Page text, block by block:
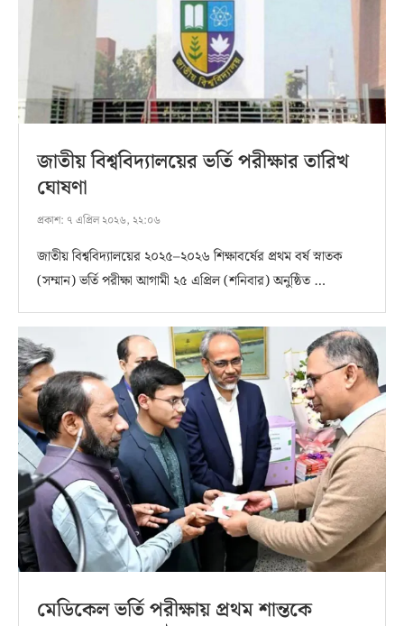
জাতীয় বিশ্ববিদ্যালয়ের ভর্তি পরীক্ষার তারিখ
ঘোষণা
প্রকাশ: ৭ এপ্রিল ২০২৬, ২২:০৬
জাতীয় বিশ্ববিদ্যালয়ের ২০২৫–২০২৬ শিক্ষাবর্ষের প্রথম বর্ষ স্নাতক
(সম্মান) ভর্তি পরীক্ষা আগামী ২৫ এপ্রিল (শনিবার) অনুষ্ঠিত …
মেডিকেল ভর্তি পরীক্ষায় প্রথম শান্তকে